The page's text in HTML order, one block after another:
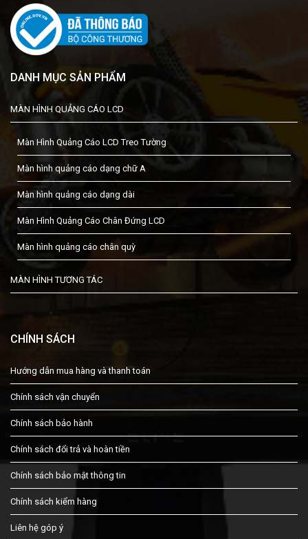
DANH MỤC SẢN PHẨM
MÀN HÌNH QUẢNG CÁO LCD
Màn Hình Quảng Cáo LCD Treo Tường
Màn hình quảng cáo dạng chữ A
Màn hình quảng cáo dạng dài
Màn Hình Quảng Cáo Chân Đứng LCD
Màn hình quảng cáo chân quỳ
MÀN HÌNH TƯƠNG TÁC
CHÍNH SÁCH
Hướng dẫn mua hàng và thanh toán
Chính sách vận chuyển
Chính sách bảo hành
Chính sách đổi trả và hoàn tiền
Chính sách bảo mật thông tin
Chính sách kiểm hàng
Liên hệ góp ý